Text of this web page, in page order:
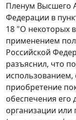
Пленум Высшего
Федерации в
18 "О некоторых
применением
Российской
разъяснил, что
использованием,
приобретение
обеспечения его
организации